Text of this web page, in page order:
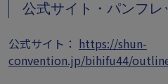
公式サイト・パンフレ
公式サイト： https://shun-
convention.jp/bihifu44/